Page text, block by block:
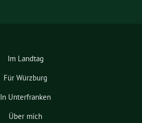
Im Landtag
Für Würzburg
In Unterfranken
Über mich